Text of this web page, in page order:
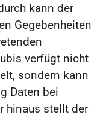
kann der
Gegebenheiten
verfügt nicht
sondern kann
Daten bei
hinaus stellt der